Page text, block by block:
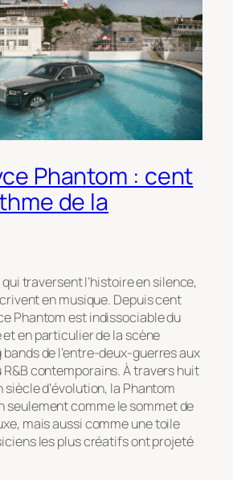
Phantom : cent
de la
traversent l’histoire en silence,
en musique. Depuis cent
Phantom est indissociable du
en particulier de la scène
de l’entre-deux-guerres aux
R&B contemporains. À travers huit
d’évolution, la Phantom
seulement comme le sommet de
mais aussi comme une toile
les plus créatifs ont projeté